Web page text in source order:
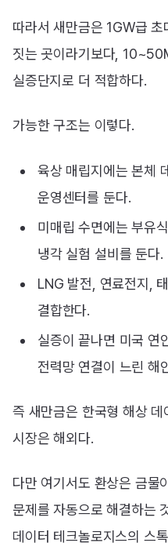
따라서 새만금은 1GW급
짓는 곳이라기보다,
실증단지로 더 적합하다.
가능한 구조는 이렇다.
육상 매립지에는 본체
운영센터를 둔다.
미매립 수면에는 부유
냉각 실험 설비를 둔다.
LNG 발전, 연료전지,
결합한다.
실증이 끝나면 미국 연
전력망 연결이 느린 해
즉 새만금은 한국형 해상
시장은 해외다.
다만 여기서도 환상은 금물
문제를 자동으로 해결하는
데이터 테크놀로지스의 스